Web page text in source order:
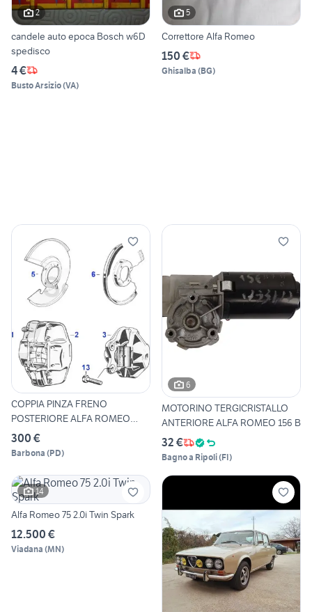
2
candele auto epoca Bosch w6D
spedisco
4 €
Busto Arsizio(VA)
5
Correttore Alfa Romeo
150 €
Ghisalba (BG)
COPPIA PINZA FRENO
POSTERIORE ALFA ROMEO
GIULIA,GT
300 €
Barbona (PD)
6
MOTORINO TERGICRISTALLO
ANTERIORE ALFA ROMEO 156 B
32 €
Bagno a Ripoli(FI)
14
Alfa Romeo 75 2.0i Twin Spark
12.500 €
Viadana (MN)